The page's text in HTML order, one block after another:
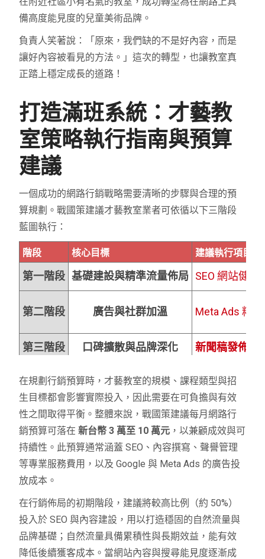
備高度能見度的兒童美術品牌。
負責人笑著說：「原來，我們缺的不是好內容，而是
讓好內容被看見的方法。」這次的轉型，也讓教室真
正踏上穩定成長的道路！
打造滿班系統：才藝教
室策略執行指南與預算
建議
一個成功的網路行銷戰略需要清晰的步驟與合理的預
算規劃。戰國策建議才藝教室業者可依循以下三階段
藍圖執行：
階段 核心目標 建議執行項目
第一階段 基礎建設與精準流量佈局 SEO 網站健檢
第二階段 廣告與社群加溫 Meta Ads 精
第三階段 口碑擴散與品牌深化 新聞稿發佈
在規劃行銷預算時，才藝教室的規模、課程類型與招
生目標都會影響實際投入，因此需要在可負擔與有效
性之間取得平衡。整體來說，戰國策建議每月網路行
銷預算可落在新台幣 3 萬至 10 萬元 ，以兼顧成效與可
持續性。此預算通常涵蓋 SEO、內容撰寫、聲譽管理
等專業服務費用，以及 Google 與 Meta Ads 的廣告投
放成本。
在行銷佈局的初期階段，建議將較高比例（約 50%）
投入於 SEO 與內容建設，用以打造穩固的自然流量與
品牌基礎；自然流量具備累積性與長期效益，能有效
降低後續獲客成本。當網站內容與搜尋能見度逐漸成